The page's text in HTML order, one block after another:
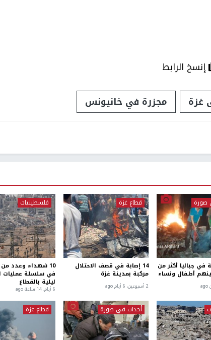
إنسخ الرابط
غزة
مجزرة في خانيونس
صورة
في جباليا أكثر من
قطاع غزة
14 إصابة في قصف الاحتلال
مركبة بمدينة غزة
2 أسبوعين، 6 أيام ago
فلسطينيات
10 شهداء وعدد
في سلسلة عمليات
ليلية بالقطاع
6 أيام، 14 ساعة ago
أحداث في صورة قطاع غزة